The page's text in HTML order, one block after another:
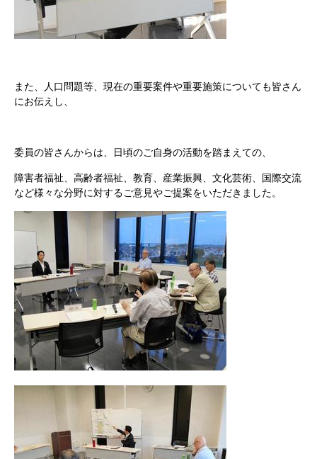
また、人口問題等、現在の重要案件や重要施策についても皆さん
にお伝えし、
委員の皆さんからは、日頃のご自身の活動を踏まえての、
障害者福祉、高齢者福祉、教育、産業振興、文化芸術、国際交流
など様々な分野に対するご意見やご提案をいただきました。